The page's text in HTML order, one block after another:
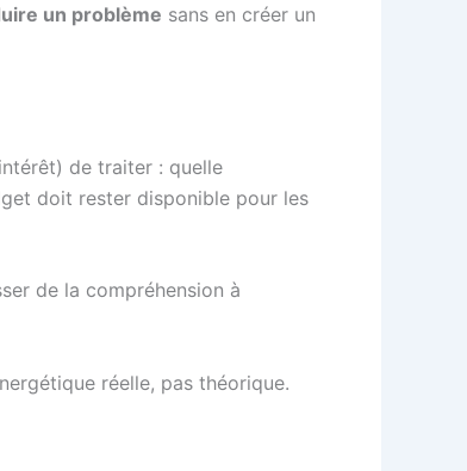
un problème sans en créer un
de traiter : quelle
doit rester disponible pour les
de la compréhension à
réelle, pas théorique.